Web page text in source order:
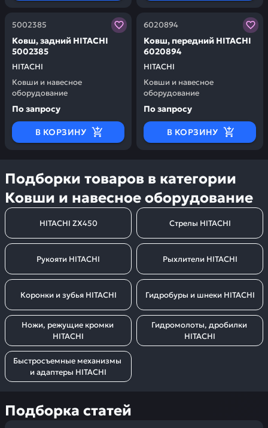
5002385
HITACHI
Ковш, задний HITACHI
5002385
Ковши и навесное
оборудование
Заказывая запчасти у нас, вы получаете гарантию
По запросу
В КОРЗИНУ
6020894
HITACHI
Ковш, передний HITACHI
6020894
Ковши и навесное
оборудование
Заказывая запчасти у
По запросу
В КОРЗИНУ
Подборки товаров в категории
Ковши и навесное оборудование
HITACHI ZX450 Стрелы HITACHI
Рукояти HITACHI Рыхлители HITACHI
Коронки и зубья HITACHI Гидробуры и шнеки HITACHI
Ножи, режущие кромки
HITACHI
Гидромолоты, дробилки
HITACHI
Быстросъемные механизмы
и адаптеры HITACHI
Подборка статей